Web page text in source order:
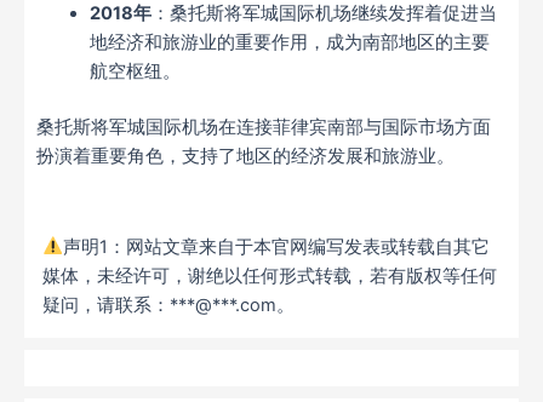
2018年：桑托斯将军城国际机场继续发挥着促进当
地经济和旅游业的重要作用，成为南部地区的主要
航空枢纽。
桑托斯将军城国际机场在连接菲律宾南部与国际市场方面
扮演着重要角色，支持了地区的经济发展和旅游业。
声明1：网站文章来自于本官网编写发表或转载自其它
媒体，未经许可，谢绝以任何形式转载，若有版权等任何
疑问，请联系：***@***.com。